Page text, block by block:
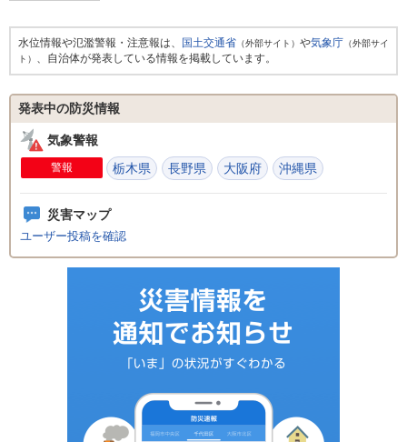
水位情報や氾濫警報・注意報は、 国土交通省 （外部サイト） や気象庁 （外部サイ
ト） 、自治体が発表している情報を掲載しています。
発表中の防災情報
気象警報
警報 栃木県 長野県 大阪府 沖縄県
災害マップ
ユーザー投稿を確認